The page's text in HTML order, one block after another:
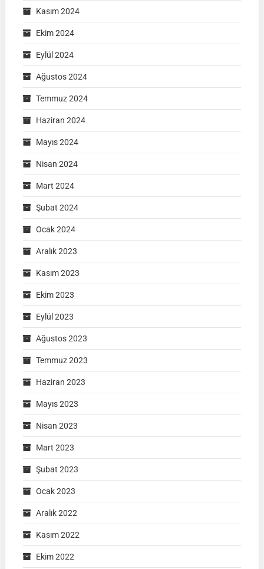
Kasım 2024
Ekim 2024
Eylül 2024
Ağustos 2024
Temmuz 2024
Haziran 2024
Mayıs 2024
Nisan 2024
Mart 2024
Şubat 2024
Ocak 2024
Aralık 2023
Kasım 2023
Ekim 2023
Eylül 2023
Ağustos 2023
Temmuz 2023
Haziran 2023
Mayıs 2023
Nisan 2023
Mart 2023
Şubat 2023
Ocak 2023
Aralık 2022
Kasım 2022
Ekim 2022